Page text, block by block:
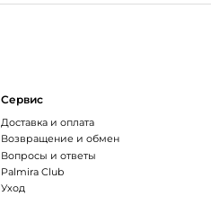
Сервис
Доставка и оплата
Возвращение и обмен
Вопросы и ответы
Palmira Club
Уход